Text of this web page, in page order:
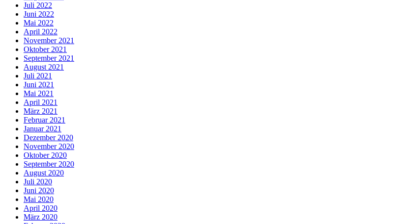
Juli 2022
Juni 2022
Mai 2022
April 2022
November 2021
Oktober 2021
September 2021
August 2021
Juli 2021
Juni 2021
Mai 2021
April 2021
März 2021
Februar 2021
Januar 2021
Dezember 2020
November 2020
Oktober 2020
September 2020
August 2020
Juli 2020
Juni 2020
Mai 2020
April 2020
März 2020